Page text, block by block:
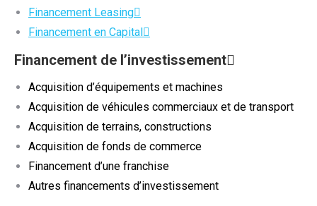
Financement Leasing
Financement en Capital
Financement de l’investissement
Acquisition d’équipements et machines
Acquisition de véhicules commerciaux et de transport
Acquisition de terrains, constructions
Acquisition de fonds de commerce
Financement d’une franchise
Autres financements d’investissement